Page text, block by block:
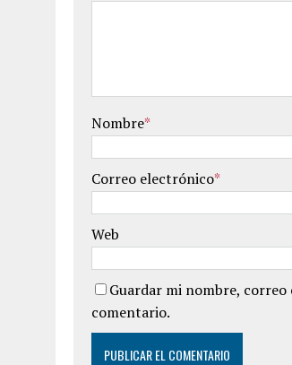
Nombre*
Correo electrónico*
Web
Guardar mi nombre,
comentario.